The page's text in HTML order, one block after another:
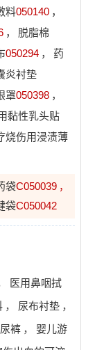
料050140 ，
，
脱脂棉
050294 ，
药
炎衬垫
罩050398 ，
黏性乳头贴
烧伤用浸渍薄
袋C050039 ，
袋C050042
医用鼻咽拭
， 尿布衬垫 ，
裤 ，
婴儿游